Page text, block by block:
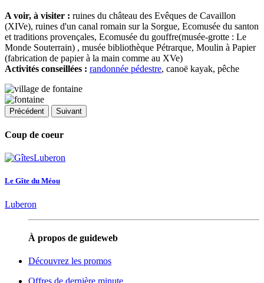
A voir, à visiter : ruines du château des Evêques de Cavaillon
(XIVe), ruines d'un canal romain sur la Sorgue, Ecomusée du santon
et traditions provençales, Ecomusée du gouffre(musée-grotte : Le
Monde Souterrain) , musée bibliothèque Pétrarque, Moulin à Papier
(fabrication de papier à la main comme au XVe)
Activités conseillées : randonnée pédestre, canoë kayak, pêche
Précédent Suivant
Coup de coeur
Le Gîte du Méou
Luberon
À propos de guideweb
Découvrez les promos
Offres de dernière minute